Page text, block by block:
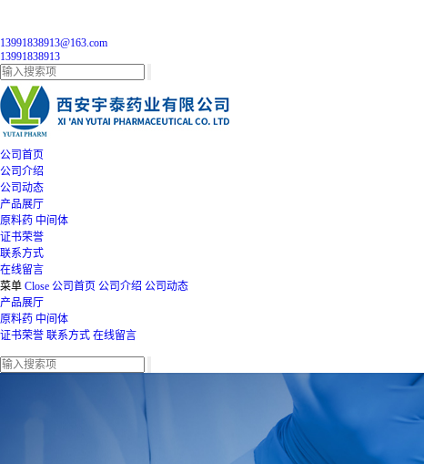
13991838913@163.com
13991838913
公司首页
公司介绍
公司动态
产品展厅
原料药 中间体
证书荣誉
联系方式
在线留言
菜单 Close 公司首页 公司介绍 公司动态
产品展厅
原料药 中间体
证书荣誉 联系方式 在线留言